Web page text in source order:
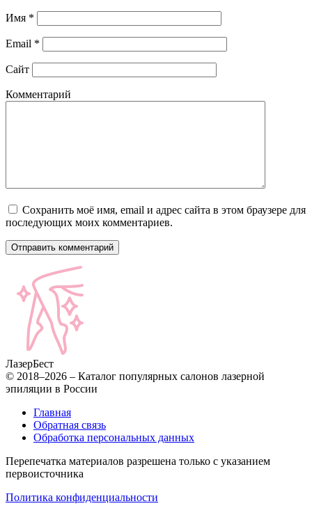
Имя *
Email *
Сайт
Комментарий
Сохранить моё имя, email и адрес сайта в этом браузере для
последующих моих комментариев.
ЛазерБест
© 2018–2026 – Каталог популярных салонов лазерной
эпиляции в России
Главная
Обратная связь
Обработка персональных данных
Перепечатка материалов разрешена только с указанием
первоисточника
Политика конфиденциальности